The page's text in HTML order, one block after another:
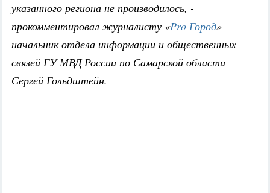
указанного региона не производилось, -
прокомментировал журналисту «Pro Город»
начальник отдела информации и общественных
связей ГУ МВД России по Самарской области
Сергей Гольдштейн.